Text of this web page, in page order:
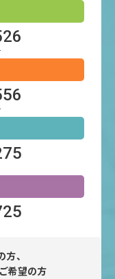
、
希望の方